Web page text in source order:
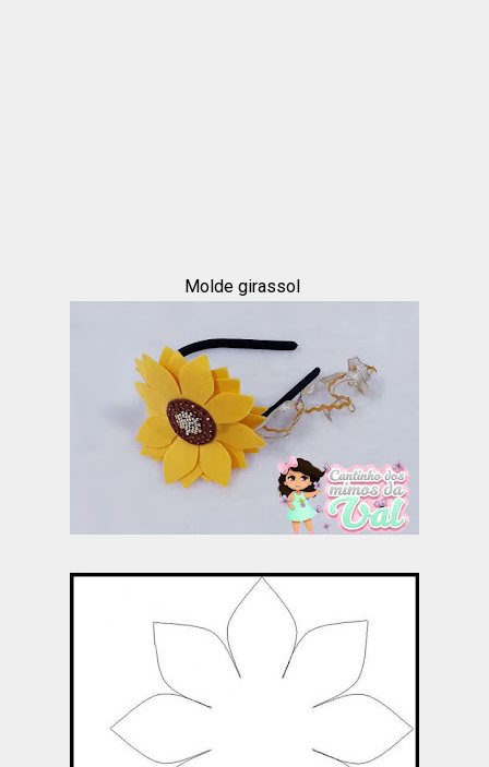
Molde girassol